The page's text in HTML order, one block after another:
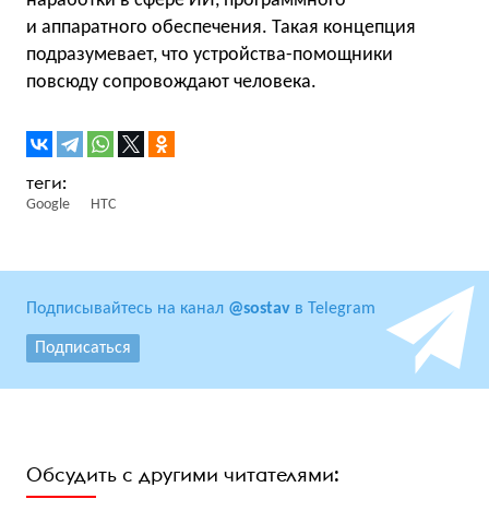
и аппаратного обеспечения. Такая концепция
подразумевает, что устройства-помощники
повсюду сопровождают человека.
Google HTC
Подписывайтесь на канал @sostav в Telegram
Подписаться
Обсудить с другими читателями: